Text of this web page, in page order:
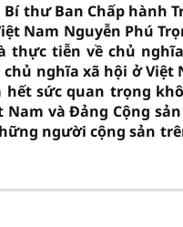
Bí thư Ban Chấp hành
Nam Nguyễn Phú
thực tiễn về chủ
nghĩa xã hội ở Việt
hết sức quan trọng
và Đảng Cộng
người cộng sản